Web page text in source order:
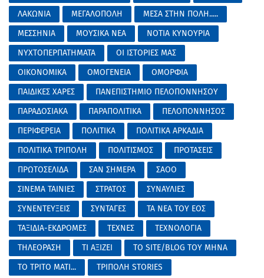
ΛΑΚΩΝΙΑ
ΜΕΓΑΛΟΠΟΛΗ
ΜΕΣΑ ΣΤΗΝ ΠΟΛΗ.....
ΜΕΣΣΗΝΙΑ
ΜΟΥΣΙΚΑ ΝΕΑ
ΝΟΤΙΑ ΚΥΝΟΥΡΙΑ
ΝΥΧΤΟΠΕΡΠΑΤΗΜΑΤΑ
ΟΙ ΙΣΤΟΡΙΕΣ ΜΑΣ
ΟΙΚΟΝΟΜΙΚΑ
ΟΜΟΓΕΝΕΙΑ
ΟΜΟΡΦΙΑ
ΠΑΙΔΙΚΕΣ ΧΑΡΕΣ
ΠΑΝΕΠΙΣΤΗΜΙΟ ΠΕΛΟΠΟΝΝΗΣΟΥ
ΠΑΡΑΔΟΣΙΑΚΑ
ΠΑΡΑΠΟΛΙΤΙΚΑ
ΠΕΛΟΠΟΝΝΗΣΟΣ
ΠΕΡΙΦΕΡΕΙΑ
ΠΟΛΙΤΙΚΑ
ΠΟΛΙΤΙΚΑ ΑΡΚΑΔΙΑ
ΠΟΛΙΤΙΚΑ ΤΡΙΠΟΛΗ
ΠΟΛΙΤΙΣΜΟΣ
ΠΡΟΤΑΣΕΙΣ
ΠΡΩΤΟΣΕΛΙΔΑ
ΣΑΝ ΣΗΜΕΡΑ
ΣΑΟΟ
ΣΙΝΕΜΑ ΤΑΙΝΙΕΣ
ΣΤΡΑΤΟΣ
ΣΥΝΑΥΛΙΕΣ
ΣΥΝΕΝΤΕΥΞΕΙΣ
ΣΥΝΤΑΓΕΣ
ΤΑ ΝΕΑ ΤΟΥ ΕΟΣ
ΤΑΞΙΔΙΑ-ΕΚΔΡΟΜΕΣ
ΤΕΧΝΕΣ
ΤΕΧΝΟΛΟΓΙΑ
ΤΗΛΕΟΡΑΣΗ
ΤΙ ΑΞΙΖΕΙ
ΤΟ SITE/BLOG ΤΟΥ ΜΗΝΑ
ΤΟ ΤΡΙΤΟ ΜΑΤΙ...
ΤΡΙΠΟΛΗ STORIES